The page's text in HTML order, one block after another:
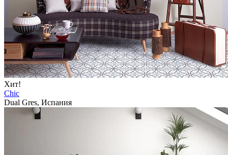
Хит!
Chic
Dual Gres, Испания